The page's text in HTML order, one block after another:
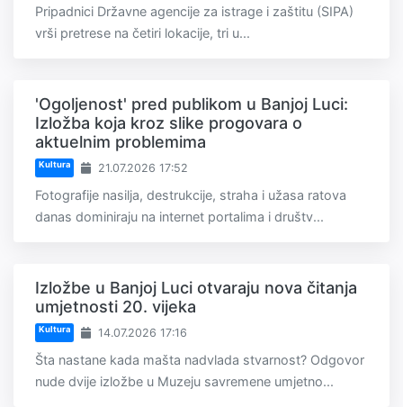
Pripadnici Državne agencije za istrage i zaštitu (SIPA)
vrši pretrese na četiri lokacije, tri u...
'Ogoljenost' pred publikom u Banjoj Luci:
Izložba koja kroz slike progovara o
aktuelnim problemima
Kultura 21.07.2026 17:52
Fotografije nasilja, destrukcije, straha i užasa ratova
danas dominiraju na internet portalima i društv...
Izložbe u Banjoj Luci otvaraju nova čitanja
umjetnosti 20. vijeka
Kultura 14.07.2026 17:16
Šta nastane kada mašta nadvlada stvarnost? Odgovor
nude dvije izložbe u Muzeju savremene umjetno...